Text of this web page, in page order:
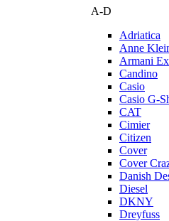
A-D
Adriatica
Anne
Armani
Candino
Casio
Casio G-
CAT
Cimier
Citizen
Cover
Cover
Danish
Diesel
DKNY
Dreyfuss